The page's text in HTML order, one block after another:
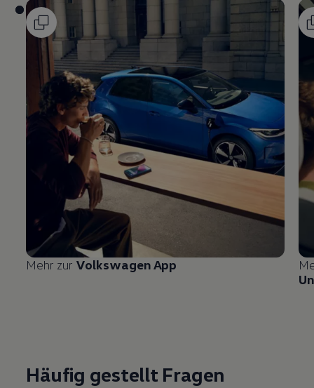
Mehr zur VolkswagenApp
Häufig gestellt Fragen